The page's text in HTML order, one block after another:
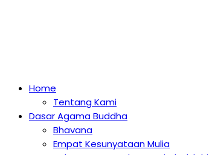
Home
Tentang Kami
Dasar Agama Buddha
Bhavana
Empat Kesunyataan Mulia